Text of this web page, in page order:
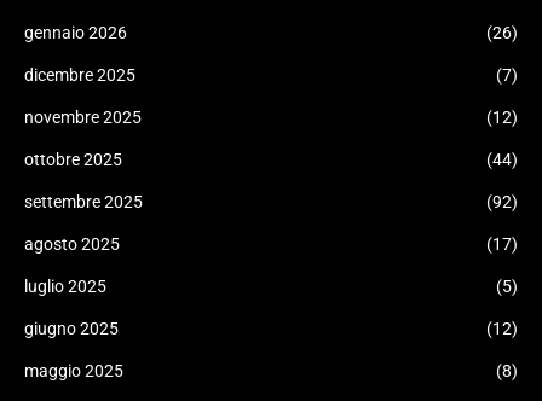
gennaio 2026 (26)
dicembre 2025 (7)
novembre 2025 (12)
ottobre 2025 (44)
settembre 2025 (92)
agosto 2025 (17)
luglio 2025 (5)
giugno 2025 (12)
maggio 2025 (8)